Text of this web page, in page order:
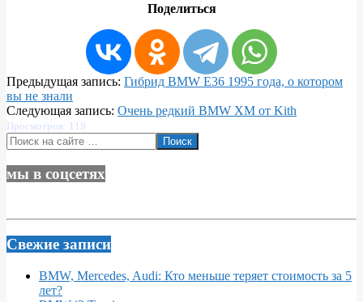
Поделиться
2024-
12-
09
Предыдущая запись: Гибрид BMW E36 1995 года, о котором
вы не знали
Следующая запись: Очень редкий BMW XM от Kith
Просмотров: 119
Поиск
мы в соцсетях
Свежие записи
BMW, Mercedes, Audi: Кто меньше теряет стоимость за 5
лет?